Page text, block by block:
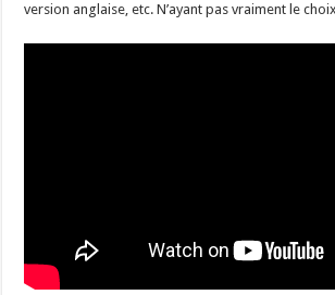
version anglaise, etc. N’ayant pas vraiment le